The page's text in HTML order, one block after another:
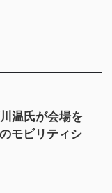
温氏が会場を
モビリティシ